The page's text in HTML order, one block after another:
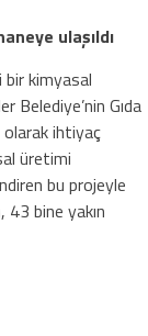
ulaşıldı
bir kimyasal
Belediye’nin Gıda
olarak ihtiyaç
üretimi
bu projeyle
bine yakın